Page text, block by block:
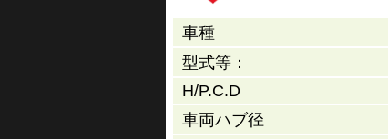
車種
型式等：
H/P.C.D
車両ハブ径